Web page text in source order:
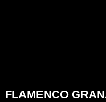
FLAMENCO